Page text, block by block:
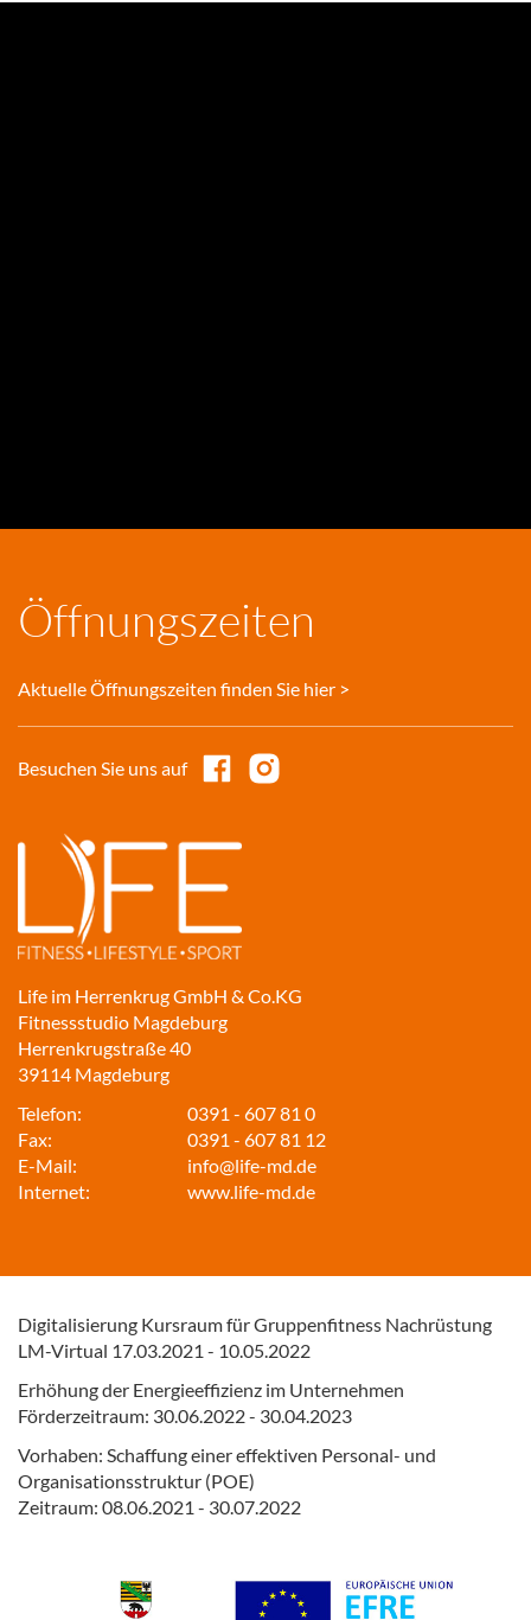
Öffnungszeiten
Aktuelle Öffnungszeiten finden Sie hier >
Besuchen Sie uns auf
Life im Herrenkrug GmbH & Co.KG
Fitnessstudio Magdeburg
Herrenkrugstraße 40
39114 Magdeburg
Telefon:
0391 - 607 81 0
Fax:
0391 - 607 81 12
E-Mail:
info@life-md.de
Internet:
www.life-md.de
Digitalisierung Kursraum für Gruppenfitness Nachrüstung
LM-Virtual 17.03.2021 - 10.05.2022
Erhöhung der Energieeffizienz im Unternehmen
Förderzeitraum: 30.06.2022 - 30.04.2023
Vorhaben: Schaffung einer effektiven Personal- und
Organisationsstruktur (POE)
Zeitraum: 08.06.2021 - 30.07.2022